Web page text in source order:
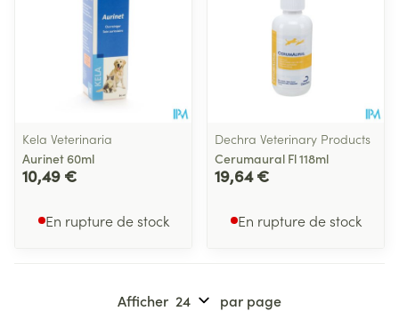
Kela Veterinaria
Aurinet 60ml
10,49 €
En rupture de stock
Dechra Veterinary Products
Cerumaural Fl 118ml
19,64 €
En rupture de stock
Afficher par page